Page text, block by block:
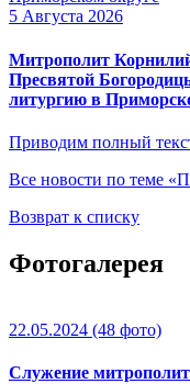
5 Августа 2026
Митрополит
Пресвятой
литургию в
Приводим полный
Все новости по теме
Возврат к списку
Фотогалерея
22.05.2024 (48 фото)
Служение